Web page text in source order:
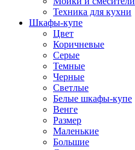
Техника для кухни
Шкафы-купе
Цвет
Коричневые
Серые
Темные
Черные
Светлые
Белые шкафы-купе
Венге
Размер
Маленькие
Большие